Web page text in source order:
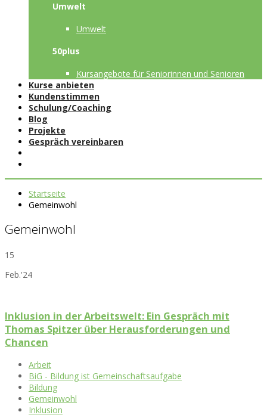
Umwelt
Umwelt
50plus
Kursangebote für Seniorinnen und Senioren
Kurse anbieten
Kundenstimmen
Schulung/Coaching
Blog
Projekte
Gespräch vereinbaren
Startseite
Gemeinwohl
Gemeinwohl
15
Feb.'24
Inklusion in der Arbeitswelt: Ein Gespräch mit
Thomas Spitzer über Herausforderungen und
Chancen
Arbeit
BiG - Bildung ist Gemeinschaftsaufgabe
Bildung
Gemeinwohl
Inklusion